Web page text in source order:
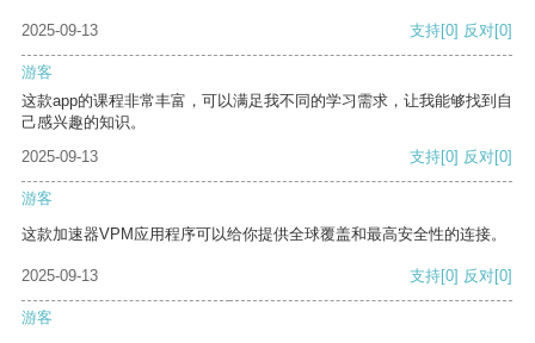
2025-09-13 支持[0] 反对[0]
游客
这款app的课程非常丰富，可以满足我不同的学习需求，让我能够找到自
己感兴趣的知识。
2025-09-13
支持[0] 反对[0]
游客
这款加速器VPM应用程序可以给你提供全球覆盖和最高安全性的连接。
2025-09-13 支持[0] 反对[0]
游客